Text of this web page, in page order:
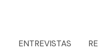
ENTREVISTAS